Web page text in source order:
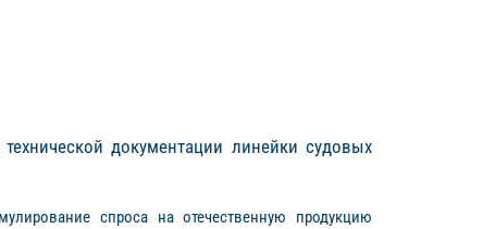
документации линейки судовых
спроса на отечественную продукцию